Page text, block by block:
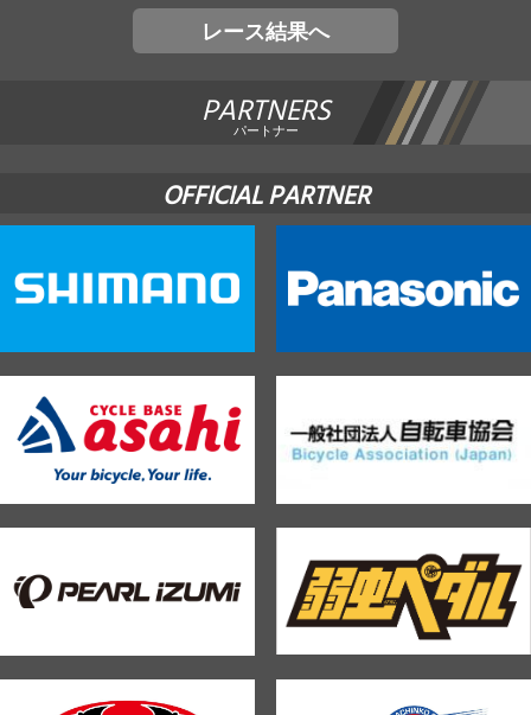
レース結果へ
PARTNERS
パートナー
OFFICIAL PARTNER